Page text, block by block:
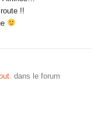
!!
dans le forum